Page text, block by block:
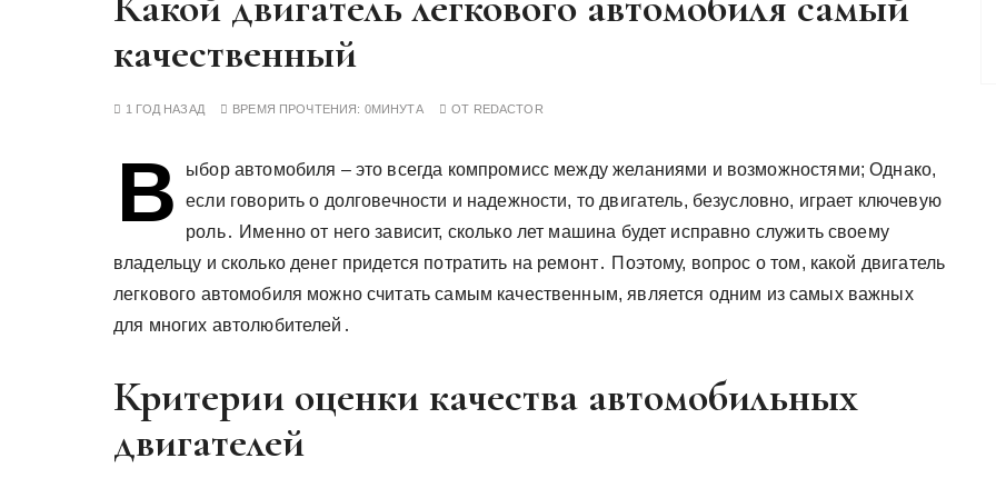
качественный
1 ГОД НАЗАД ВРЕМЯ ПРОЧТЕНИЯ: 0МИНУТА ОТ REDACTOR
В
ыбор автомобиля – это всегда компромисс между желаниями и возможностями; Однако,
если говорить о долговечности и надежности, то двигатель, безусловно, играет ключевую
роль․ Именно от него зависит, сколько лет машина будет исправно служить своему
владельцу и сколько денег придется потратить на ремонт․ Поэтому, вопрос о том, какой двигатель
легкового автомобиля можно считать самым качественным, является одним из самых важных
для многих автолюбителей․
Критерии оценки качества автомобильных
двигателей